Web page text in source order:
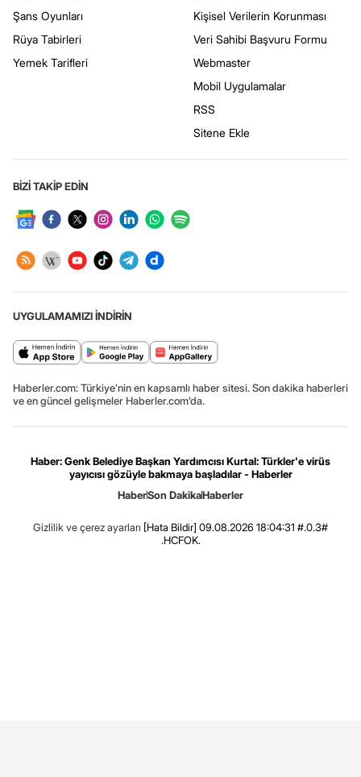
Şans Oyunları
Rüya Tabirleri
Yemek Tarifleri
Kişisel Verilerin Korunması
Veri Sahibi Başvuru Formu
Webmaster
Mobil Uygulamalar
RSS
Sitene Ekle
BİZİ TAKİP EDİN
UYGULAMAMIZI İNDİRİN
Haberler.com: Türkiye’nin en kapsamlı haber sitesi. Son dakika haberleri
ve en güncel gelişmeler Haberler.com’da.
Haber: Genk Belediye Başkan Yardımcısı Kurtal: Türkler'e virüs
yayıcısı gözüyle bakmaya başladılar - Haberler
HaberSon DakikaHaberler
Gizlilik ve çerez ayarları [Hata Bildir] 09.08.2026 18:04:31 #.0.3#
.HCFOK.